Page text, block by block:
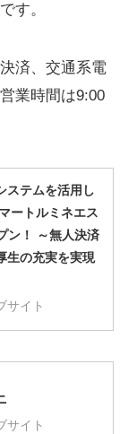
す。
済、交通系電
業時間は9:00
ステムを活用し
ートルミネエス
ン！ ～無人決済
生の充実を実現
サイト
サイト